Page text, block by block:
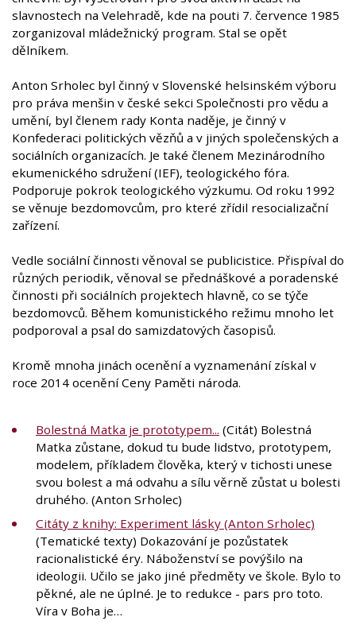
slavnostech na Velehradě, kde na pouti 7. července 1985
zorganizoval mládežnický program. Stal se opět
dělníkem.
Anton Srholec byl činný v Slovenské helsinském výboru
pro práva menšin v české sekci Společnosti pro vědu a
umění, byl členem rady Konta naděje, je činný v
Konfederaci politických vězňů a v jiných společenských a
sociálních organizacích. Je také členem Mezinárodního
ekumenického sdružení (IEF), teologického fóra.
Podporuje pokrok teologického výzkumu. Od roku 1992
se věnuje bezdomovcům, pro které zřídil resocializační
zařízení.
Vedle sociální činnosti věnoval se publicistice. Přispíval do
různých periodik, věnoval se přednáškové a poradenské
činnosti při sociálních projektech hlavně, co se týče
bezdomovců. Během komunistického režimu mnoho let
podporoval a psal do samizdatových časopisů.
Kromě mnoha jinách ocenění a vyznamenání získal v
roce 2014 ocenění Ceny Paměti národa.
Bolestná Matka je prototypem... (Citát) Bolestná
Matka zůstane, dokud tu bude lidstvo, prototypem,
modelem, příkladem člověka, který v tichosti unese
svou bolest a má odvahu a sílu věrně zůstat u bolesti
druhého. (Anton Srholec)
Citáty z knihy: Experiment lásky (Anton Srholec)
(Tematické texty) Dokazování je pozůstatek
racionalistické éry. Náboženství se povýšilo na
ideologii. Učilo se jako jiné předměty ve škole. Bylo to
pěkné, ale ne úplné. Je to redukce - pars pro toto.
Víra v Boha je…